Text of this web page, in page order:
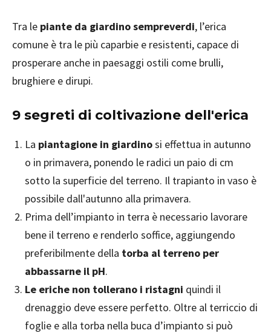
Tra le piante da giardino sempreverdi, l’erica
comune è tra le più caparbie e resistenti, capace di
prosperare anche in paesaggi ostili come brulli,
brughiere e dirupi.
9 segreti di coltivazione dell'erica
La piantagione in giardinosi effettua in autunno
o in primavera, ponendo le radici un paio di cm
sotto la superficie del terreno. Il trapianto in vaso è
possibile dall'autunno alla primavera.
Prima dell’impianto in terra è necessario lavorare
bene il terreno e renderlo soffice, aggiungendo
preferibilmente della torba al terreno per
abbassarne il pH.
Le eriche non tollerano i ristagni quindi il
drenaggio deve essere perfetto. Oltre al terriccio di
foglie e alla torba nella buca d’impianto si può